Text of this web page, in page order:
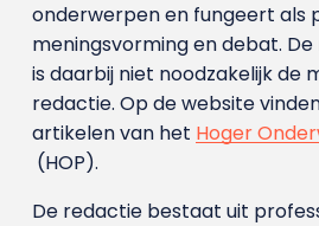
onderwerpen en fungeert als
meningsvorming en debat.
is daarbij niet noodzakelijk de
redactie. Op de website
artikelen van het Hoger
(HOP).
De redactie bestaat uit